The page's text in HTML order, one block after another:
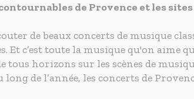
de Provence et les
de beaux concerts de musique
c’est toute la musique qu'on aime
horizons sur les scènes de
de l’année, les concerts de